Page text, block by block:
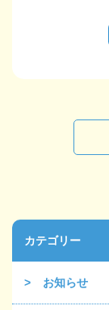
カテゴリー
お知らせ